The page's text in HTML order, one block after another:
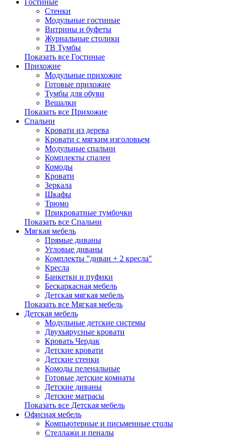
Гостиные
Стенки
Модульные гостиные
Витрины и буфеты
Журнальные столики
ТВ Тумбы
Показать все Гостиные
Прихожие
Модульные прихожие
Готовые прихожие
Тумбы для обуви
Вешалки
Показать все Прихожие
Спальни
Кровати из дерева
Кровати с мягким изголовьем
Модульные спальни
Комплекты спален
Комоды
Кровати
Зеркала
Шкафы
Трюмо
Прикроватные тумбочки
Показать все Спальни
Мягкая мебель
Прямые диваны
Угловые диваны
Комплекты "диван + 2 кресла"
Кресла
Банкетки и пуфики
Бескаркасная мебель
Детская мягкая мебель
Показать все Мягкая мебель
Детская мебель
Модульные детские системы
Двухъярусные кровати
Кровать Чердак
Детские кровати
Детские стенки
Комоды пеленальные
Готовые детские комнаты
Детские диваны
Детские матрасы
Показать все Детская мебель
Офисная мебель
Компьютерные и письменные столы
Стеллажи и пеналы